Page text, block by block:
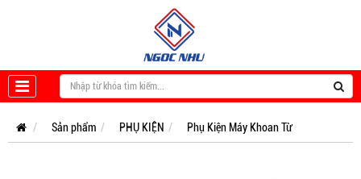
Sản phẩm PHỤ KIỆN Phụ Kiện Máy Khoan Từ